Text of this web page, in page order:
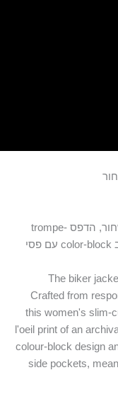
ג'קט אופנוע לנשים מעור צמחי בצבע בז'/שחור, הדפס trompe-
l'oeil המדמה ג'קט מוטו משנות ה-90, עיצוב color-block עם פסי
The biker
Crafted from
this women's slim-
l'oeil print of an
colour-block design
side pockets,